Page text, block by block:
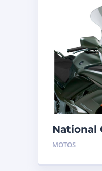
National
brise
MOTOS